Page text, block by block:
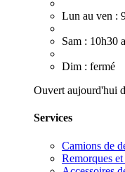
Lun au ven :
Sam : 10h30
Dim : fermé
Ouvert aujourd'hui
Services
Camions de
Remorques